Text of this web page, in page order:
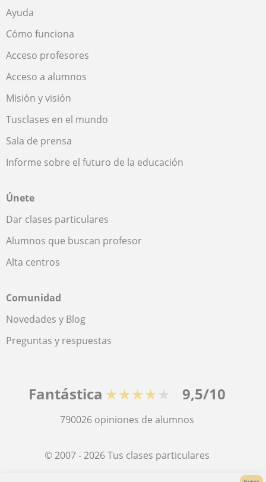
Ayuda
Cómo funciona
Acceso profesores
Acceso a alumnos
Misión y visión
Tusclases en el mundo
Sala de prensa
Informe sobre el futuro de la educación
Únete
Dar clases particulares
Alumnos que buscan profesor
Alta centros
Comunidad
Novedades y Blog
Preguntas y respuestas
Fantástica ★★★★★ 9,5/10
790026 opiniones de alumnos
© 2007 - 2026 Tus clases particulares